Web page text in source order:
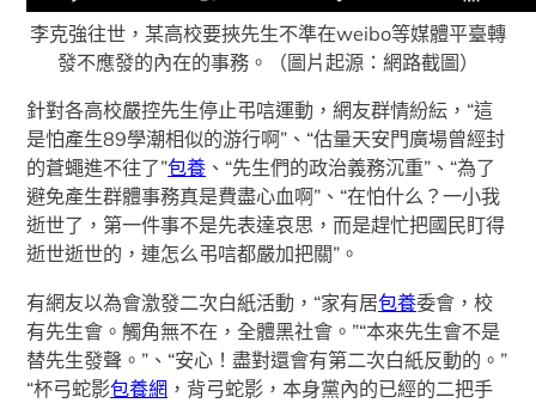
李克強往世，某高校​​​​​​要挾先生不準在weibo等媒體平臺轉
發不應發的內在的事務。（圖片起源：網路截圖）
針對各高校嚴控先生停止弔唁運動，網友群情紛紜，“這
是怕產生89學潮相似的游行啊”、“估量天安門廣場曾經封
的蒼蠅進不往了”包養 、“先生們的政治義務沉重”、“為了
避免產生群體事務真是費盡心血啊”、“在怕什么？一小我
逝世了，第一件事不是先表達哀思，而是趕忙把國民盯得
逝世逝世的，連怎么弔唁都嚴加把關”。
有網友以為會激發二次白紙活動，“家有居包養委會，校
有先生會。觸角無不在，全體黑社會。”“本來先生會不是
替先生發聲。”、“安心！盡對還會有第二次白紙反動的。”
“杯弓蛇影包養網 ，背弓蛇影，本身黨內的已經的二把手